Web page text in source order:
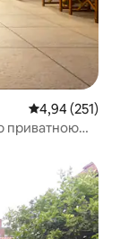
Середня
4,94 (251)
приватною